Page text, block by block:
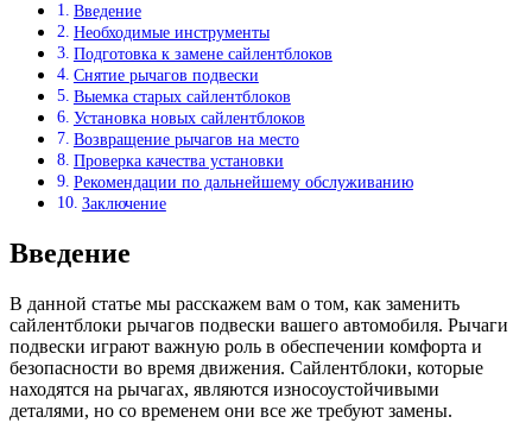
Введение
Необходимые инструменты
Подготовка к замене сайлентблоков
Снятие рычагов подвески
Выемка старых сайлентблоков
Установка новых сайлентблоков
Возвращение рычагов на место
Проверка качества установки
Рекомендации по дальнейшему обслуживанию
Заключение
Введение
В данной статье мы расскажем вам о том, как заменить
сайлентблоки рычагов подвески вашего автомобиля. Рычаги
подвески играют важную роль в обеспечении комфорта и
безопасности во время движения. Сайлентблоки, которые
находятся на рычагах, являются износоустойчивыми
деталями, но со временем они все же требуют замены.